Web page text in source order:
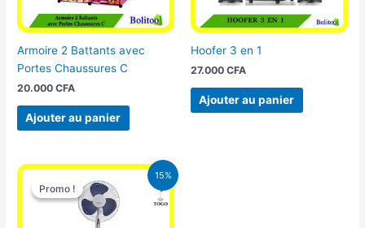
Armoire 2 Battants avec
Portes Chaussures C
20.000CFA
Ajouter au panier
Hoofer 3 en 1
27.000 CFA
Ajouter au panier
15%
Promo !
Promo !
Le
prix
initial
était :
10.000 CFA.
Le